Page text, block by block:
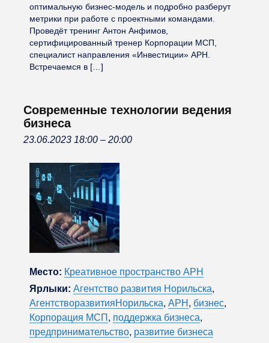
оптимальную бизнес-модель и подробно разберут
метрики при работе с проектными командами.
Проведёт тренинг Антон Анфимов,
сертифицированный тренер Корпорации МСП,
специалист направления «Инвестиции» АРН.
Встречаемся в […]
Современные технологии ведения
бизнеса
23.06.2023 18:00 – 20:00
Место: Креативное пространство АРН
Ярлыки: Агентство развития Норильска,
АгентстворазвитияНорильска, АРН , бизнес,
Корпорация МСП , поддержка бизнеса,
предпринимательство, развитие бизнеса